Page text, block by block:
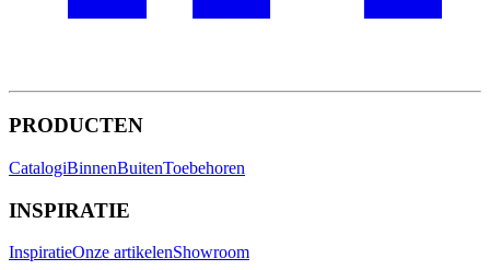
PRODUCTEN
CatalogiBinnenBuitenToebehoren
INSPIRATIE
InspiratieOnze artikelenShowroom